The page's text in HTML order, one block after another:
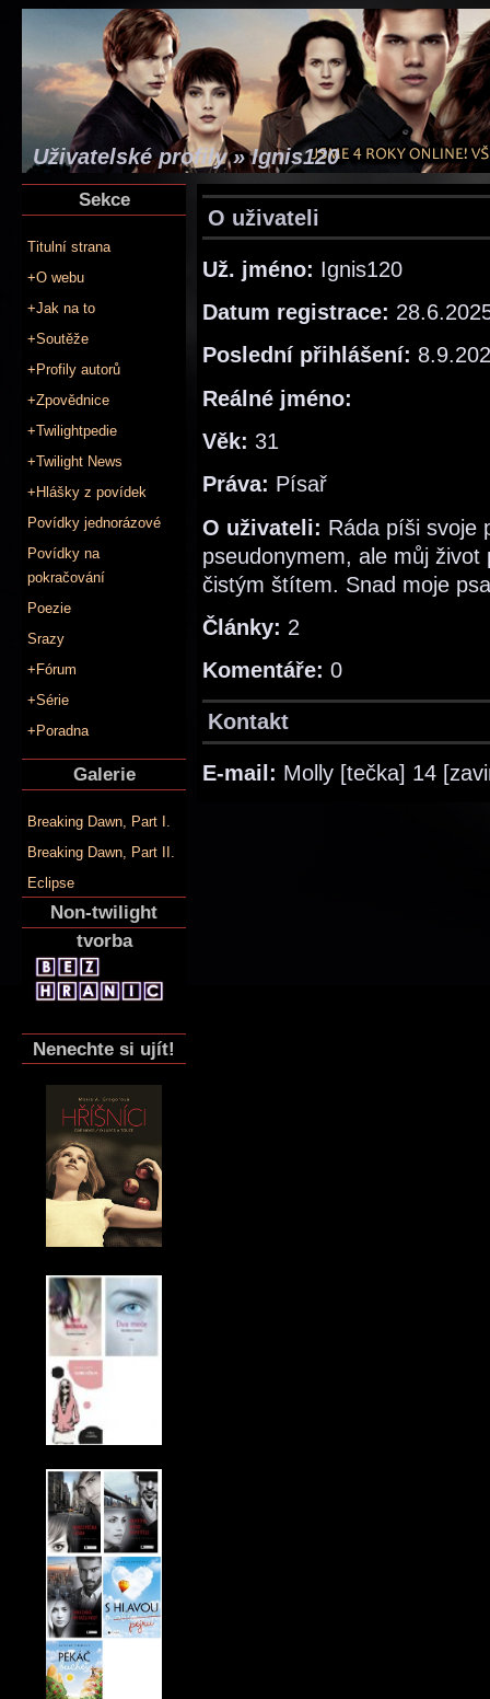
Uživatelské profily » Ignis120
Sekce
Titulní strana
+O webu
+Jak na to
+Soutěže
+Profily autorů
+Zpovědnice
+Twilightpedie
+Twilight News
+Hlášky z povídek
Povídky jednorázové
Povídky na
pokračování
Poezie
Srazy
+Fórum
+Série
+Poradna
Galerie
Breaking Dawn, Part I.
Breaking Dawn, Part II.
Eclipse
Non-twilight
tvorba
Nenechte si ujít!
O uživateli
Už. jméno: Ignis120
Datum registrace:
Poslední přihlášení:
Reálné jméno:
Věk: 31
Práva: Písař
O uživateli: Ráda píši svoje
pseudonymem, ale můj
čistým štítem. Snad moje
Články: 2
Komentáře: 0
Kontakt
E-mail: Molly [tečka] 14